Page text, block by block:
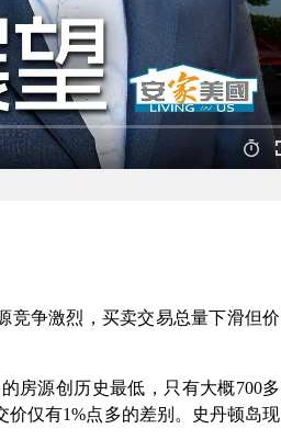
竞争激烈，买卖交易总量下滑但价
房源创历史最低，只有大概700多
价仅有1%点多的差别。史丹顿岛现